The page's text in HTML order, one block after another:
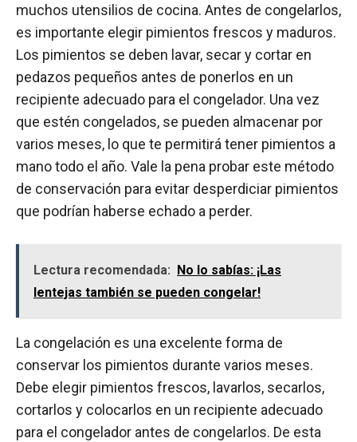
muchos utensilios de cocina. Antes de congelarlos,
es importante elegir pimientos frescos y maduros.
Los pimientos se deben lavar, secar y cortar en
pedazos pequeños antes de ponerlos en un
recipiente adecuado para el congelador. Una vez
que estén congelados, se pueden almacenar por
varios meses, lo que te permitirá tener pimientos a
mano todo el año. Vale la pena probar este método
de conservación para evitar desperdiciar pimientos
que podrían haberse echado a perder.
Lectura recomendada: No lo sabías: ¡Las
lentejas también se pueden congelar!
La congelación es una excelente forma de
conservar los pimientos durante varios meses.
Debe elegir pimientos frescos, lavarlos, secarlos,
cortarlos y colocarlos en un recipiente adecuado
para el congelador antes de congelarlos. De esta